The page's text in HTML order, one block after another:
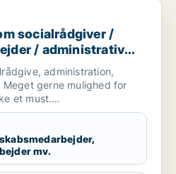
/
socialrådgiver /
/ administrativ
administration,
gerne mulighed for
et must.
mv.